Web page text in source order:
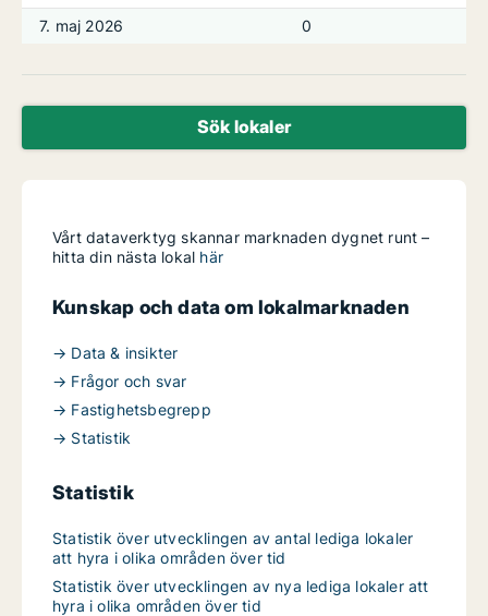
7. maj 2026
0
Sök lokaler
Vårt dataverktyg skannar marknaden dygnet runt –
hitta din nästa lokal här
Kunskap och data om lokalmarknaden
→ Data & insikter
→ Frågor och svar
→ Fastighetsbegrepp
→ Statistik
Statistik
Statistik över utvecklingen av antal lediga lokaler
att hyra i olika områden över tid
Statistik över utvecklingen av nya lediga lokaler att
hyra i olika områden över tid